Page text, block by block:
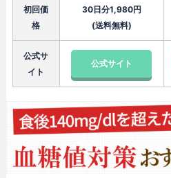
初回価
格
30日分1,980円
(送料無料)
公式サ
イト
公式サイト